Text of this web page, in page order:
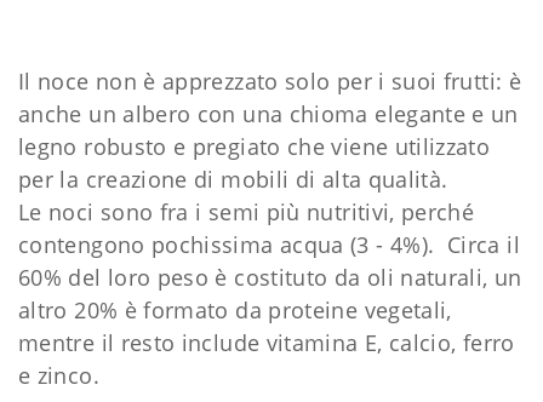
Il noce non è apprezzato solo per i suoi frutti: è
anche un albero con una chioma elegante e un
legno robusto e pregiato che viene utilizzato
per la creazione di mobili di alta qualità.
Le noci sono fra i semi più nutritivi, perché
contengono pochissima acqua (3 - 4%). Circa il
60% del loro peso è costituto da oli naturali, un
altro 20% è formato da proteine vegetali,
mentre il resto include vitamina E, calcio, ferro
e zinco.